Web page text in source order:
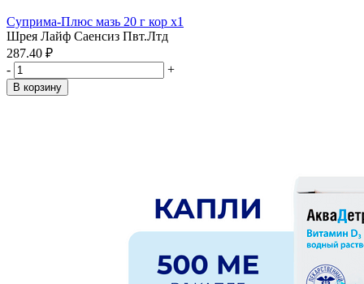
Суприма-Плюс мазь 20 г кор x1
Шрея Лайф Саенсиз Пвт.Лтд
287.40 ₽
-
+
В корзину